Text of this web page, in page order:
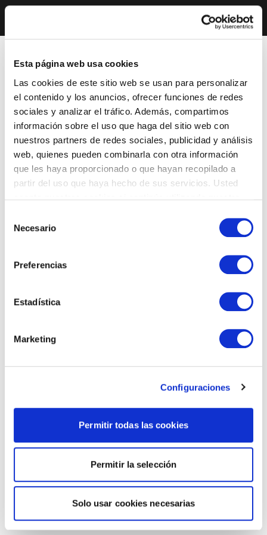
Esta página web usa cookies
Las cookies de este sitio web se usan para personalizar
el contenido y los anuncios, ofrecer funciones de redes
sociales y analizar el tráfico. Además, compartimos
información sobre el uso que haga del sitio web con
nuestros partners de redes sociales, publicidad y análisis
web, quienes pueden combinarla con otra información
que les haya proporcionado o que hayan recopilado a
partir del uso que haya hecho de sus servicios. Usted
Necesario
Preferencias
Estadística
Marketing
Configuraciones
Permitir todas las cookies
Permitir la selección
Solo usar cookies necesarias